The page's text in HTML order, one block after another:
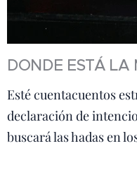
DONDE ESTÁ
Esté cuentacuentos
declaración de
buscará las hadas en